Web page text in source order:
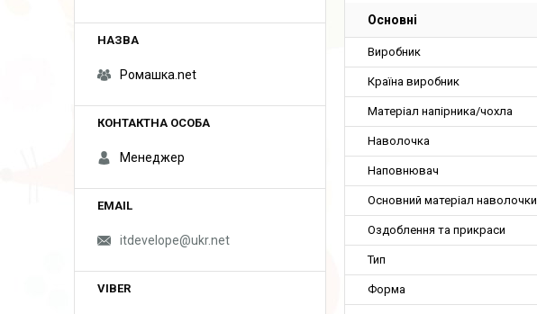
Основні
Виробник
Країна виробник
Матеріал напірника/чохла
Наволочка
Наповнювач
Основний матеріал наволочки
Оздоблення та прикраси
Тип
Форма
Ромашка.net
Менеджер
itdevelope@ukr.net